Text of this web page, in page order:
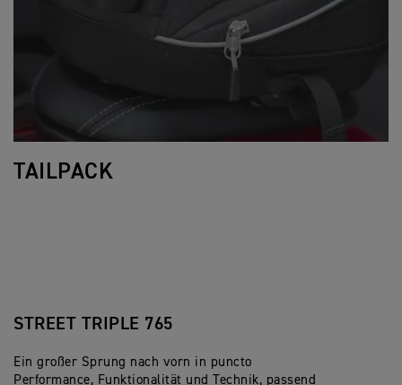
TAILPACK
STREET TRIPLE 765
Ein großer Sprung nach vorn in puncto
Performance, Funktionalität und Technik, passend